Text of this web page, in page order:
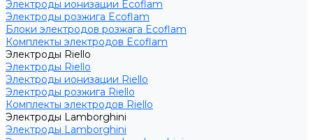
Электроды ионизации Ecoflam
Электроды розжига Ecoflam
Блоки электродов розжага Ecoflam
Комплекты электродов Ecoflam
Электроды Riello
Электроды Riello
Электроды ионизации Riello
Электроды розжига Riello
Комплекты электродов Riello
Электроды Lamborghini
Электроды Lamborghini